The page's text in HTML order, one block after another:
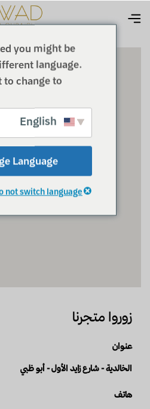
زوروا متجرنا
عنوان
الخالدية - شارع زايد الأول - أبو ظبي
هاتف
you might be
language.
change to:
Language
not switch language